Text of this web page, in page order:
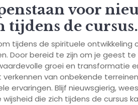
voor
tijdens de cursus.
tijdens de spirituele ontwikkeling
Door bereid te zijn om je geest
groei en transformatie
verkennen van onbekende
ervaringen. Blijf nieuwsgierig,
die zich tijdens de cursus